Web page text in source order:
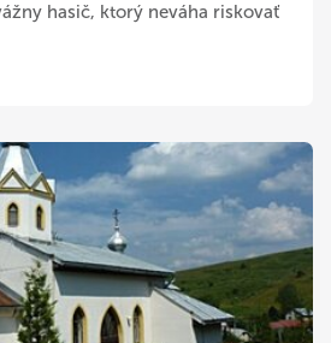
hasič, ktorý neváha riskovať